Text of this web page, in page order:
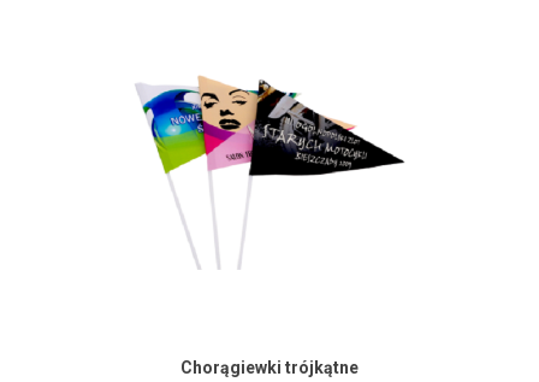
Chorągiewki trójkątne